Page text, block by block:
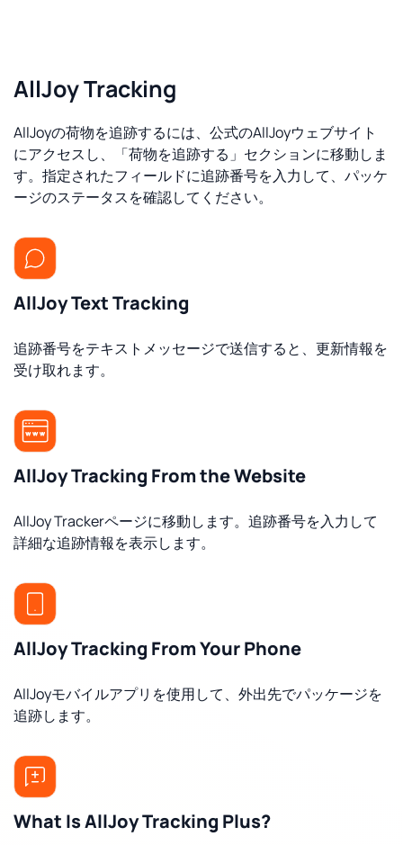
AllJoy Tracking
AllJoyの荷物を追跡するには、公式のAllJoyウェブサイト
にアクセスし、「荷物を追跡する」セクションに移動しま
す。指定されたフィールドに追跡番号を入力して、パッケ
ージのステータスを確認してください。
AllJoy Text Tracking
追跡番号をテキストメッセージで送信すると、更新情報を
受け取れます。
AllJoy Tracking From the Website
AllJoy Trackerページに移動します。追跡番号を入力して
詳細な追跡情報を表示します。
AllJoy Tracking From Your Phone
AllJoyモバイルアプリを使用して、外出先でパッケージを
追跡します。
What Is AllJoy Tracking Plus?